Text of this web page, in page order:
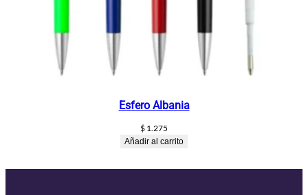
Esfero Albania
$ 1.275
Añadir al carrito